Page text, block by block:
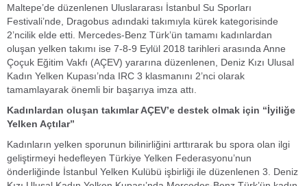
Maltepe’de düzenlenen Uluslararası İstanbul Su Sporları
Festivali’nde, Dragobus adındaki takımıyla kürek kategorisinde
2’ncilik elde etti. Mercedes-Benz Türk’ün tamamı kadınlardan
oluşan yelken takımı ise 7-8-9 Eylül 2018 tarihleri arasında Anne
Çoçuk Eğitim Vakfı (AÇEV) yararına düzenlenen, Deniz Kızı Ulusal
Kadın Yelken Kupası’nda IRC 3 klasmanını 2’nci olarak
tamamlayarak önemli bir başarıya imza attı.
Kadınlardan oluşan takımlar AÇEV’e destek olmak için “İyiliğe
Yelken Açtılar”
Kadınların yelken sporunun bilinirliğini arttırarak bu spora olan ilgi
geliştirmeyi hedefleyen Türkiye Yelken Federasyonu’nun
önderliğinde İstanbul Yelken Kulübü işbirliği ile düzenlenen 3. Deniz